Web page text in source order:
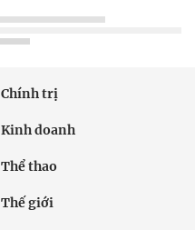
Chính trị
Kinh doanh
Thể thao
Thế giới